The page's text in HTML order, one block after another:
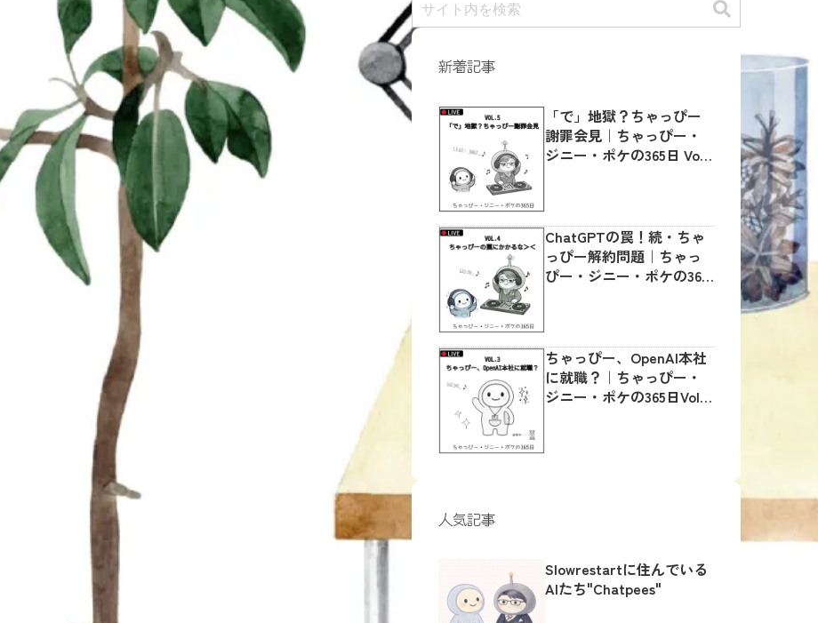
新着記事
「で」地獄？ちゃっぴー
謝罪会見｜ちゃっぴー・
ジニー・ポケの365日 Vol.
ChatGPTの罠！続・ちゃ
っぴー解約問題｜ちゃっ
ぴー・ジニー・ポケの365
ちゃっぴー、OpenAI本社
に就職？｜ちゃっぴー・
ジニー・ポケの365日Vol.3
人気記事
Slowrestartに住んでいる
AIたち"Chatpees"